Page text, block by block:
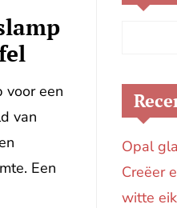
voor een
van
Een
Opal
Creëer
witte